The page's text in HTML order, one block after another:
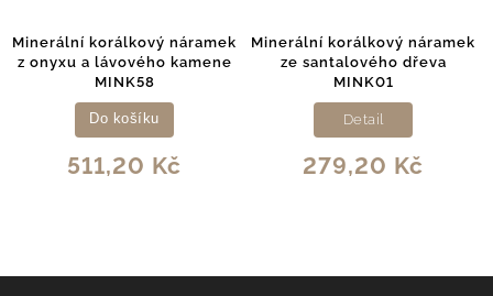
Minerální korálkový náramek
z onyxu a lávového kamene
MINK58
511,20 Kč
Do košíku
Minerální korálkový náramek
ze santalového dřeva
MINK01
279,20 Kč
Detail